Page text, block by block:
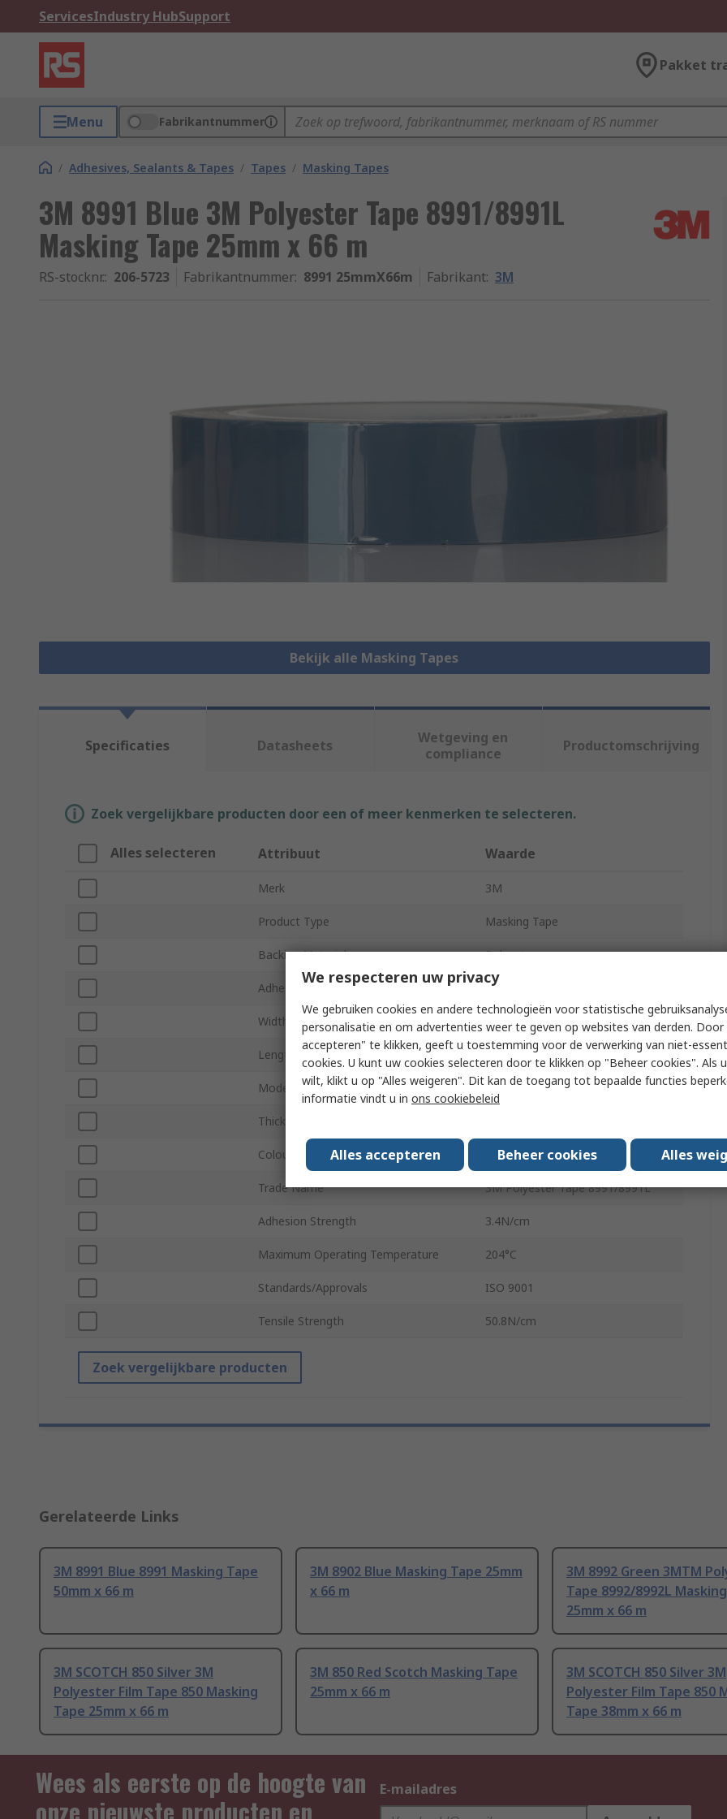
ServicesIndustry HubSupport
Pakket
Menu Fabrikantnummer
/ Adhesives, Sealants & Tapes / Tapes / Masking Tapes
3M 8991 Blue 3M Polyester Tape 8991/8991L
Masking Tape 25mm x 66 m
RS-stocknr.: 206-5723 Fabrikantnummer: 8991 25mmX66m Fabrikant: 3M
Bekijk alle Masking Tapes
Specificaties Datasheets
Wetgeving en
compliance
Productomschrijving
Zoek vergelijkbare producten door een of meer kenmerken te selecteren.
Alles selecteren Attribuut Waarde
Merk 3M
Product Type Masking Tape
Backing Material Polyester
Adhesive Material Silicone
Width 25mm
Length
Model Number 8991
Thickness
Colour Blue
Trade Name 3M Polyester Tape 8991/8991L
Adhesion Strength 3.4N/cm
Maximum Operating Temperature 204°C
Standards/Approvals ISO 9001
Tensile Strength 50.8N/cm
Zoek vergelijkbare producten
Gerelateerde Links
3M 8991 Blue 8991 Masking Tape
50mm x 66 m
3M 8902 Blue Masking Tape 25mm
x 66 m
3M 8992 Green 3MTM
Tape 8992/8992L
25mm x 66 m
3M SCOTCH 850 Silver 3M
Polyester Film Tape 850 Masking
Tape 25mm x 66 m
3M 850 Red Scotch Masking Tape
25mm x 66 m
3M SCOTCH 850 Silver 3M
Polyester Film Tape 850
Tape 38mm x 66 m
Wees als eerste op de hoogte van
onze nieuwste producten en
E-mailadres
We respecteren uw privacy
We gebruiken cookies en andere technologieën voor statistische
personalisatie en om advertenties weer te geven op websites van derden. Door
accepteren" te klikken, geeft u toestemming voor de verwerking van niet-
cookies. U kunt uw cookies selecteren door te klikken op "Beheer cookies". Als
wilt, klikt u op "Alles weigeren". Dit kan de toegang tot bepaalde functies
informatie vindt u in ons cookiebeleid
Alles accepteren Beheer cookies Alles